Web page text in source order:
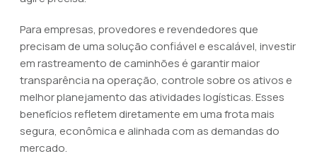
Para empresas, provedores e revendedores que
precisam de uma solução confiável e escalável, investir
em rastreamento de caminhões é garantir maior
transparência na operação, controle sobre os ativos e
melhor planejamento das atividades logísticas. Esses
benefícios refletem diretamente em uma frota mais
segura, econômica e alinhada com as demandas do
mercado.